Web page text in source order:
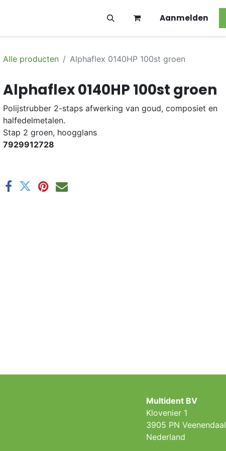
Aanmelden
Alle producten Alphaflex 0140HP 100st groen
Alphaflex 0140HP 100st groen
Polijstrubber 2-staps afwerking van goud, composiet en
halfedelmetalen.
Stap 2 groen, hoogglans
7929912728
Multident BV
Klovenier 1
3905 PN Veenendaal
Nederland ​